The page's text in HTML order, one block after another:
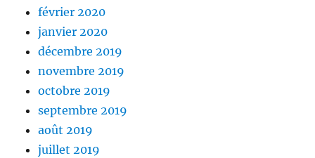
février 2020
janvier 2020
décembre 2019
novembre 2019
octobre 2019
septembre 2019
août 2019
juillet 2019